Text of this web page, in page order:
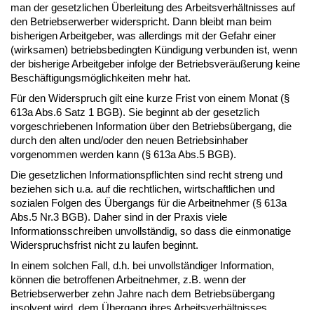
man der gesetzlichen Überleitung des Arbeitsverhältnisses auf
den Betriebserwerber widerspricht. Dann bleibt man beim
bisherigen Arbeitgeber, was allerdings mit der Gefahr einer
(wirksamen) betriebsbedingten Kündigung verbunden ist, wenn
der bisherige Arbeitgeber infolge der Betriebsveräußerung keine
Beschäftigungsmöglichkeiten mehr hat.
Für den Widerspruch gilt eine kurze Frist von einem Monat (§
613a Abs.6 Satz 1 BGB). Sie beginnt ab der gesetzlich
vorgeschriebenen Information über den Betriebsübergang, die
durch den alten und/oder den neuen Betriebsinhaber
vorgenommen werden kann (§ 613a Abs.5 BGB).
Die gesetzlichen Informationspflichten sind recht streng und
beziehen sich u.a. auf die rechtlichen, wirtschaftlichen und
sozialen Folgen des Übergangs für die Arbeitnehmer (§ 613a
Abs.5 Nr.3 BGB). Daher sind in der Praxis viele
Informationsschreiben unvollständig, so dass die einmonatige
Widerspruchsfrist nicht zu laufen beginnt.
In einem solchen Fall, d.h. bei unvollständiger Information,
können die betroffenen Arbeitnehmer, z.B. wenn der
Betriebserwerber zehn Jahre nach dem Betriebsübergang
insolvent wird, dem Übergang ihres Arbeitsverhältnisses